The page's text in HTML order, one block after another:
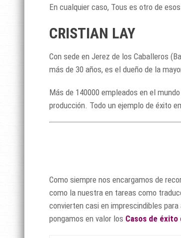
En cualquier caso, Tous es otro de esos
CRISTIAN LAY
Con sede en Jerez de los Caballeros
más de 30 años, es el dueño de la
Más de 140000 empleados en el
producción. Todo un ejemplo de éxito
Como siempre nos encargamos de
como la nuestra en tareas como
convierten casi en imprescindibles
pongamos en valor los Casos de éxito